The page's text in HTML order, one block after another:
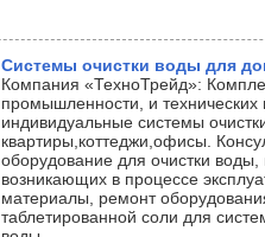
Системы очистки воды для
Компания «ТехноТрейд»:
промышленности, и
индивидуальные системы
квартиры,коттеджи,офисы.
оборудование для очистки
возникающих в процессе
материалы, ремонт
таблетированной соли для